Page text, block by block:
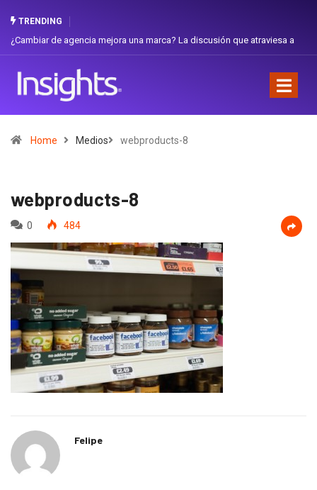
TRENDING
de agencia mejora una marca? La discusión que atraviesa a
Gabriela
Home Medios webproducts-8
webproducts-8
0 484
Felipe